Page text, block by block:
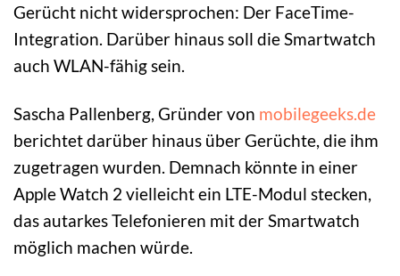
Gerücht nicht widersprochen: Der FaceTime-
Integration. Darüber hinaus soll die Smartwatch
auch WLAN-fähig sein.
Sascha Pallenberg, Gründer von mobilegeeks.de
berichtet darüber hinaus über Gerüchte, die ihm
zugetragen wurden. Demnach könnte in einer
Apple Watch 2 vielleicht ein LTE-Modul stecken,
das autarkes Telefonieren mit der Smartwatch
möglich machen würde.